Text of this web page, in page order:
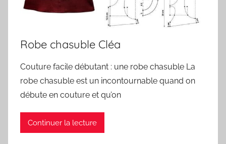
Robe chasuble Cléa
Couture facile débutant : une robe chasuble La
robe chasuble est un incontournable quand on
débute en couture et qu’on
Continuer la lecture